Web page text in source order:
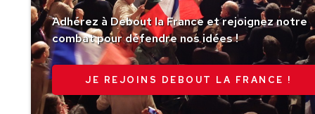
Adhérez à Debout la France et rejoignez notre
combat pour défendre nos idées !
JE REJOINS DEBOUT LA FRANCE !